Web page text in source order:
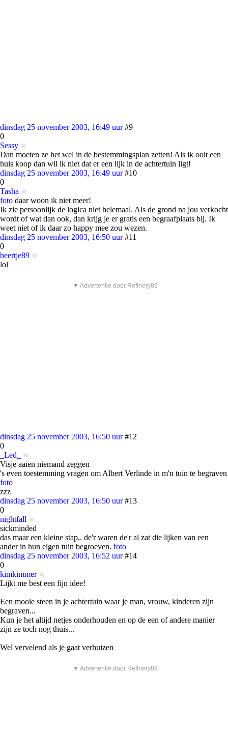
dinsdag 25 november 2003, 16:49 uur #9
0
Sessy
Dan moeten ze het wel in de bestemmingsplan zetten! Als ik ooit een
huis koop dan wil ik niet dat er een lijk in de achtertuin ligt!
dinsdag 25 november 2003, 16:49 uur #10
0
Tasha
foto daar woon ik niet meer!
Ik zie persoonlijk de logica niet helemaal. Als de grond na jou verkocht
wordt of wat dan ook, dan krijg je er gratis een begraafplaats bij. Ik
weet niet of ik daar zo happy mee zou wezen.
dinsdag 25 november 2003, 16:50 uur #11
0
beertje89
lol
▼ Advertentie door Refinery89
dinsdag 25 november 2003, 16:50 uur #12
0
_Led_
Visje aaien niemand zeggen
's even toestemming vragen om Albert Verlinde in m'n tuin te begraven
foto
zzz
dinsdag 25 november 2003, 16:50 uur #13
0
nightfall
sickminded
das maar een kleine stap,. de'r waren de'r al zat die lijken van een
ander in hun eigen tuin begroeven. foto
dinsdag 25 november 2003, 16:52 uur #14
0
kimkimmer
Lijkt me best een fijn idee!
Een mooie steen in je achtertuin waar je man, vrouw, kinderen zijn
begraven...
Kun je het altijd netjes onderhouden en op de een of andere manier
zijn ze toch nog thuis...
Wel vervelend als je gaat verhuizen
▼ Advertentie door Refinery89